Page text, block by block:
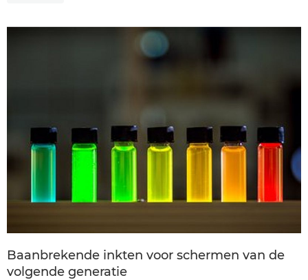
Baanbrekende inkten voor schermen van de
volgende generatie